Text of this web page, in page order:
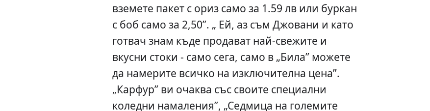
вземете пакет с ориз само за 1.59 лв или буркан
с боб само за 2,50”. „ Ей, аз съм Джовани и като
готвач знам къде продават най-свежите и
вкусни стоки - само сега, само в „Била” можете
да намерите всичко на изключителна цена”.
„Карфур” ви очаква със своите специални
коледни намаления”, „Седмица на големите